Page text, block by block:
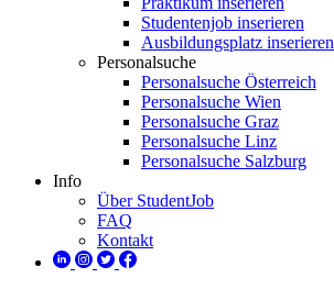
Studentenjob inserieren
Ausbildungsplatz inserieren
Personalsuche
Personalsuche Österreich
Personalsuche Wien
Personalsuche Graz
Personalsuche Linz
Personalsuche Salzburg
Info
Über StudentJob
FAQ
Kontakt